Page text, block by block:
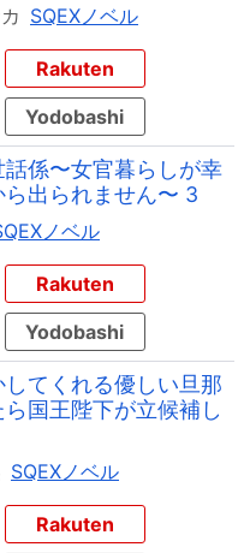
SQEXノベル
Rakuten
Yodobashi
係〜女官暮らしが幸
出られません〜 3
ノベル
Rakuten
Yodobashi
てくれる優しい旦那
国王陛下が立候補し
SQEXノベル
Rakuten